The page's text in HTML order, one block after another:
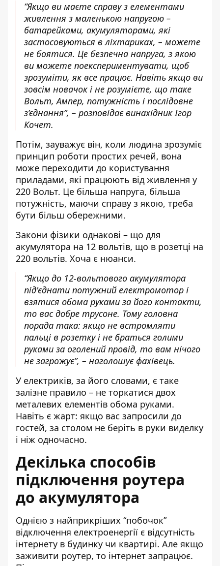
“Якщо ви маєте справу з елементами
живлення з маленькою напругою –
батарейками, акумуляторами, які
застосовуються в ліхтариках, – можете
не боятися. Це безпечна напруга, з якою
ви можете поекспериментувати, щоб
зрозуміти, як все працює. Навіть якщо ви
зовсім новачок і не розумієте, що таке
Вольт, Ампер, потужність і послідовне
з’єднання”, – розповідає винахідникІгор
Кочет.
Потім, зауважує він, коли людина зрозуміє
принцип роботи простих речей, вона
може переходити до користування
приладами, які працюють від живлення у
220 Вольт. Це більша напруга, більша
потужність, маючи справу з якою, треба
бути більш обережними.
Закони фізики однакові – що для
акумулятора на 12 вольтів, що в розетці на
220 вольтів. Хоча є нюанси.
“Якщо до 12-вольтового акумулятора
під'єднати потужний електромотор і
взятися обома руками за його контакти,
то вас добре трусоне. Тому головна
порада така: якщо не встромляти
пальці в розетку і не браться голими
руками за оголений провід, то вам нічого
не загрожує”, – наголошує фахівець.
У електриків, за його словами, є таке
залізне правило – не торкатися двох
металевих елементів обома руками.
Навіть є жарт: якщо вас запросили до
гостей, за столом не беріть в руки виделку
і ніж одночасно.
Декілька способів
підключення роутера
до акумулятора
Однією з найприкріших “побочок”
відключення електроенергії є відсутність
інтернету в будинку чи квартирі. Але якщо
заживити роутер, то інтернет запрацює.